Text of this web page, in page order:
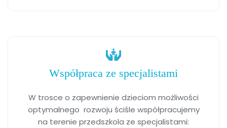
Współpraca ze specjalistami
W trosce o zapewnienie dzieciom możliwości
optymalnego rozwoju ściśle współpracujemy
na terenie przedszkola ze specjalistami: